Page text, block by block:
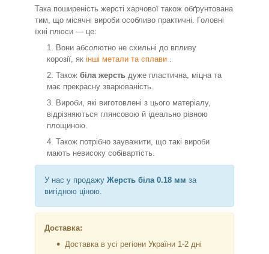
Така поширеність жерсті харчової також обґрунтована
тим, що місячні вироби особливо практичні. Головні
їхні плюси — це:
Вони абсолютно не схильні до впливу
корозії, як інші метали та сплави
Також біла жерсть дуже пластична, міцна та
має прекрасну зварюваність.
Вироби, які виготовлені з цього матеріалу,
відрізняються глянсовою й ідеально рівною
площиною.
Також потрібно зауважити, що такі вироби
мають невисоку собівартість.
У нас у продажу Жерсть біла 0.18 мм за
вигідною ціною.
Доставка:
Доставка в усі регіони України 1-2 дні